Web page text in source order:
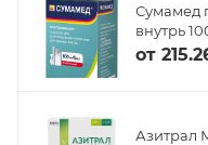
Сумамед
внутрь
от
Азитрал